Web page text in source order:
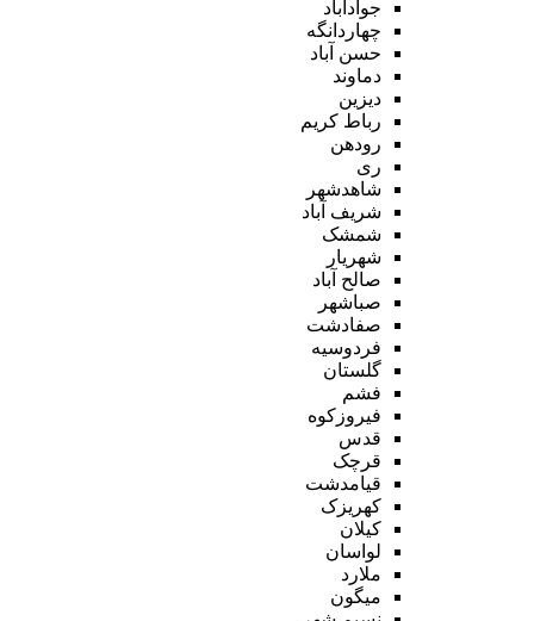
جوادآباد
چهاردانگه
حسن آباد
دماوند
دیزین
رباط کریم
رودهن
ری
شاهدشهر
شریف آباد
شمشک
شهریار
صالح آباد
صباشهر
صفادشت
فردوسیه
گلستان
فشم
فیروزکوه
قدس
قرچک
قیامدشت
کهریزک
کیلان
لواسان
ملارد
میگون